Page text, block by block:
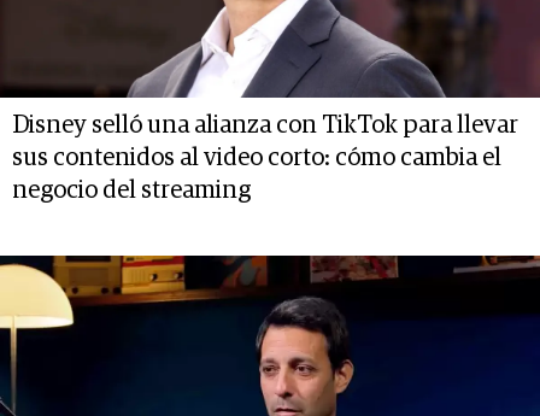
Disney selló una alianza con TikTok para llevar
sus contenidos al video corto: cómo cambia el
negocio del streaming